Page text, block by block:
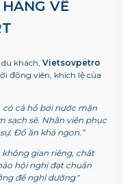
VỀ
khách, Vietsovpetro
động viên, khích lệ của
cả hồ bơi nước mặn
sạch sẽ. Nhân viên phục
Đồ ăn khá ngon.“
gian riêng, chất
hội nghị đạt chuẩn
để nghỉ dưỡng.”